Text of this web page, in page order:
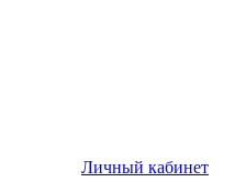
Личный кабинет